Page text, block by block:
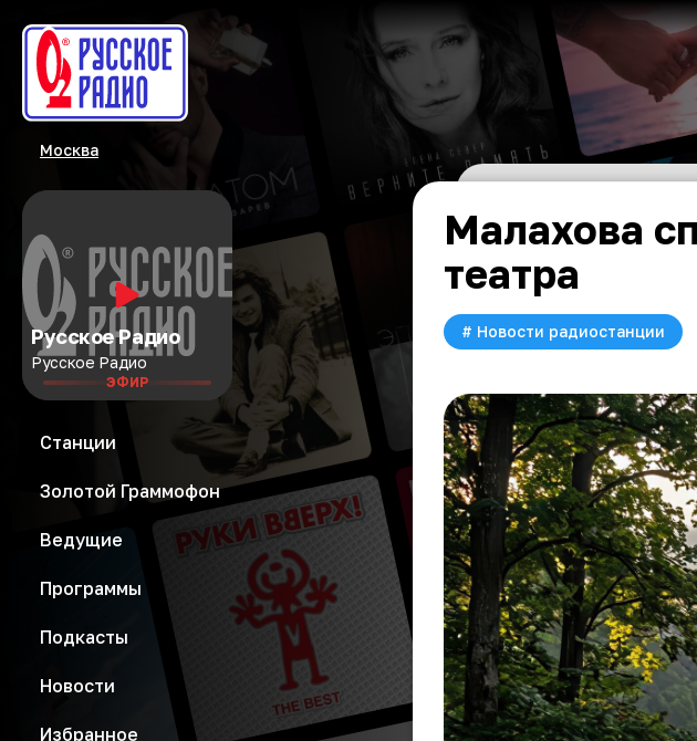
Москва
Русское Радио
Русское Радио
ЭФИР
Станции
Золотой Граммофон
Ведущие
Программы
Подкасты
Новости
Избранное
Малахова
театра
# Новости радиостанции